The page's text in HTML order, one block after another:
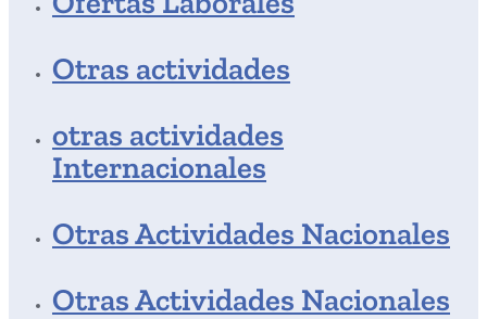
Otras actividades
otras actividades
Internacionales
Otras Actividades Nacionales
Otras Actividades Nacionales